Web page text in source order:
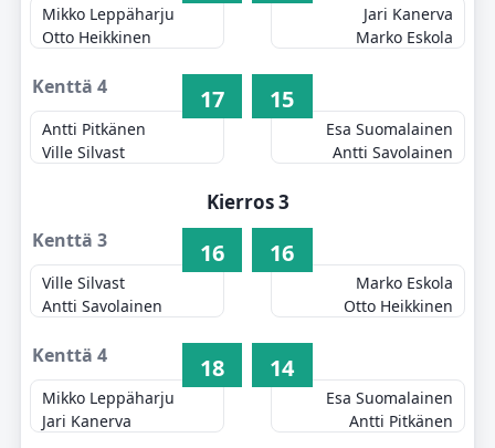
Mikko Leppäharju
Otto Heikkinen
Jari Kanerva
Marko Eskola
Kenttä 4
Antti Pitkänen
Ville Silvast
17 15
Esa Suomalainen
Antti Savolainen
Kierros 3
Kenttä 3
Ville Silvast
Antti Savolainen
16 16
Marko Eskola
Otto Heikkinen
Kenttä 4
Mikko Leppäharju
Jari Kanerva
18 14
Esa Suomalainen
Antti Pitkänen